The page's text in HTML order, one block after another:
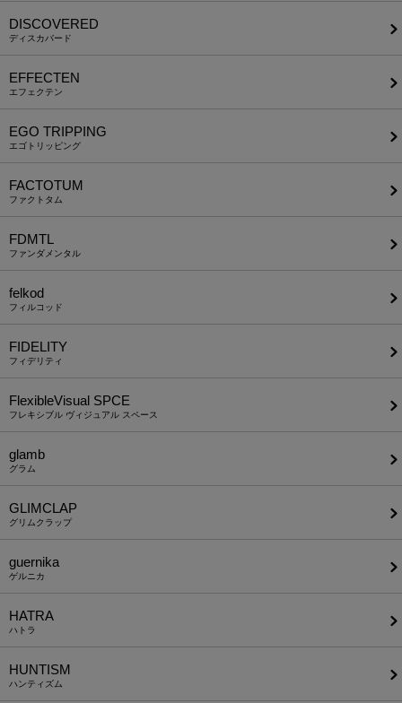
DISCOVERED
ディスカバード
EFFECTEN
エフェクテン
EGO TRIPPING
エゴトリッピング
FACTOTUM
ファクトタム
FDMTL
ファンダメンタル
felkod
フィルコッド
FIDELITY
フィデリティ
FlexibleVisual SPCE
フレキシブル ヴィジュアル スペース
glamb
グラム
GLIMCLAP
グリムクラップ
guernika
ゲルニカ
HATRA
ハトラ
HUNTISM
ハンティズム